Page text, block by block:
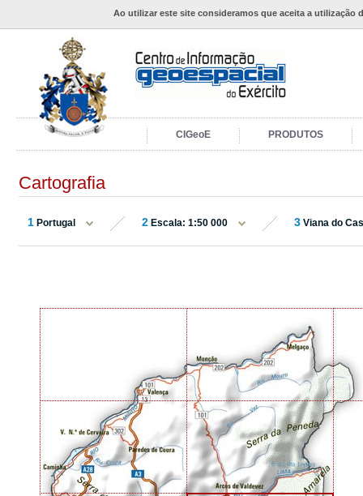
Ao utilizar este site consideramos que aceita a utilização
CIGeoE PRODUTOS
Cartografia
1 Portugal 2 Escala: 1:50 000 3 Viana do